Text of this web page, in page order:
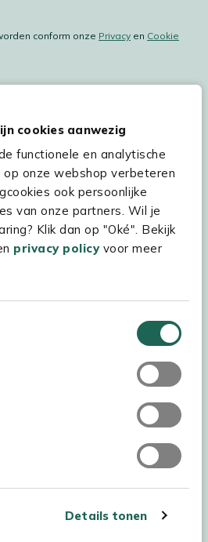
cookies aanwezig
functionele en analytische
op onze webshop verbeteren
ook persoonlijke
van onze partners. Wil je
Klik dan op "Oké". Bekijk
privacy policyvoor meer
Details tonen
conform onze Privacy en Cookie